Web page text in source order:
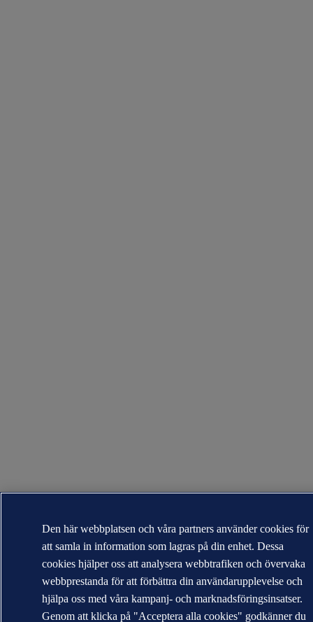
Den här webbplatsen och våra partners använder cookies för
att samla in information som lagras på din enhet. Dessa
cookies hjälper oss att analysera webbtrafiken och övervaka
webbprestanda för att förbättra din användarupplevelse och
hjälpa oss med våra kampanj- och marknadsföringsinsatser.
Genom att klicka på "Acceptera alla cookies" godkänner du